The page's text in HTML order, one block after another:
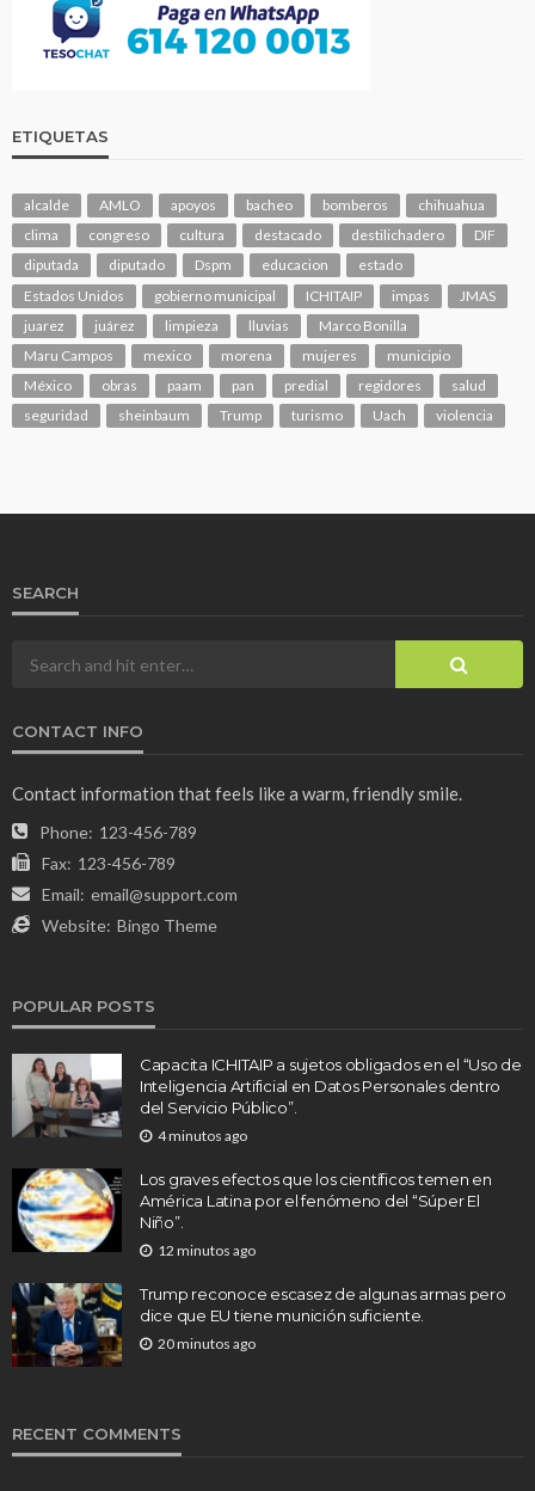
ETIQUETAS
alcalde AMLO apoyos bacheo bomberos
chihuahua
clima
congreso cultura destacado destilichadero
DIF
diputada
diputado Dspm educacion
estado
Estados Unidos
gobierno municipal ICHITAIP impas
JMAS
juarez
juárez limpieza lluvias
Marco Bonilla
Maru Campos
mexico morena mujeres
municipio
México
obras paam pan predial regidores
salud
seguridad
sheinbaum Trump turismo Uach violencia
SEARCH
CONTACT INFO
Contact information that feels like a warm, friendly smile.
Phone: 123-456-789
Fax: 123-456-789
Email: email@support.com
Website: Bingo Theme
POPULAR POSTS
Capacita ICHITAIP a sujetos obligados en el “Uso de
Inteligencia Artificial en Datos Personales dentro
del Servicio Público”.
4 minutos ago
Los graves efectos que los científicos temen en
América Latina por el fenómeno del “Súper El
Niño”.
12 minutos ago
Trump reconoce escasez de algunas armas pero
dice que EU tiene munición suficiente.
20 minutos ago
RECENT COMMENTS